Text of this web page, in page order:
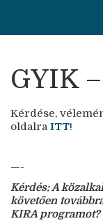
GYIK
Kérdése,
oldalra ITT!
—-
Kérdés:A
követően
KIRA programot?